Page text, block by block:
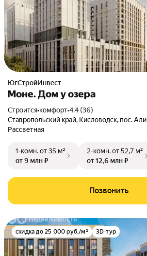
ЮгСтройИнвест
Моне. Дом у озера
Строится•комфорт•4.4 (36)
Ставропольский край, Кисловодск, пос.
Рассветная
1-комн.от 35 м²
от 9 млн ₽
2-комн.от 52,7 м²
от 12,6 млн ₽
Позвонить
скидка до 25 000 руб./м² 3D-тур